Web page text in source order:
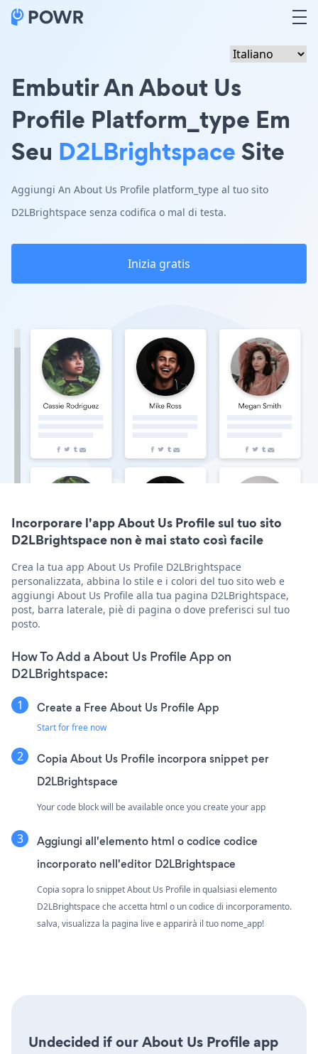
Embutir An About Us
Profile Platform_type Em
Seu D2LBrightspaceSite
Aggiungi An About Us Profile platform_type al tuo sito
D2LBrightspace senza codifica o mal di testa.
Inizia gratis
Incorporare l'app About Us Profile sul tuo sito
D2LBrightspace non è mai stato così facile
Crea la tua app About Us Profile D2LBrightspace
personalizzata, abbina lo stile e i colori del tuo sito web e
aggiungi About Us Profile alla tua pagina D2LBrightspace,
post, barra laterale, piè di pagina o dove preferisci sul tuo
posto.
How To Add a About Us Profile App on
D2LBrightspace:
Create a Free About Us Profile App
Start for free now
Copia About Us Profile incorpora snippet per
D2LBrightspace
Your code block will be available once you create your app
Aggiungi all'elemento html o codice codice
incorporato nell'editor D2LBrightspace
Copia sopra lo snippet About Us Profile in qualsiasi elemento
D2LBrightspace che accetta html o un codice di incorporamento.
salva, visualizza la pagina live e apparirà il tuo nome_app!
Undecided if our About Us Profile app